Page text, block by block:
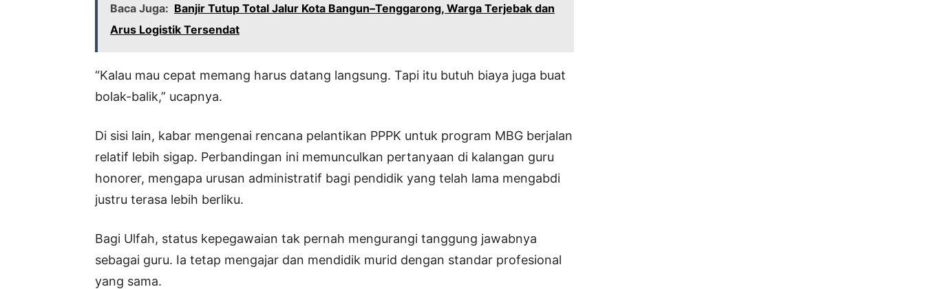
Baca Juga: Banjir Tutup Total Jalur Kota Bangun–Tenggarong, Warga Terjebak dan
Arus Logistik Tersendat
“Kalau mau cepat memang harus datang langsung. Tapi itu butuh biaya juga buat
bolak-balik,” ucapnya.
Di sisi lain, kabar mengenai rencana pelantikan PPPK untuk program MBG berjalan
relatif lebih sigap. Perbandingan ini memunculkan pertanyaan di kalangan guru
honorer, mengapa urusan administratif bagi pendidik yang telah lama mengabdi
justru terasa lebih berliku.
Bagi Ulfah, status kepegawaian tak pernah mengurangi tanggung jawabnya
sebagai guru. Ia tetap mengajar dan mendidik murid dengan standar profesional
yang sama.